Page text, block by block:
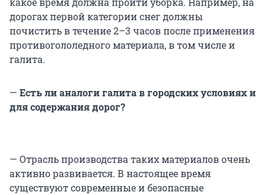
дорогах первой категории снег должны
почистить в течение 2–3 часов после применения
противогололедного материала, в том числе и
галита.
— Есть ли аналоги галита в городских условиях и
для содержания дорог?
— Отрасль производства таких материалов очень
активно развивается. В настоящее время
существуют современные и безопасные